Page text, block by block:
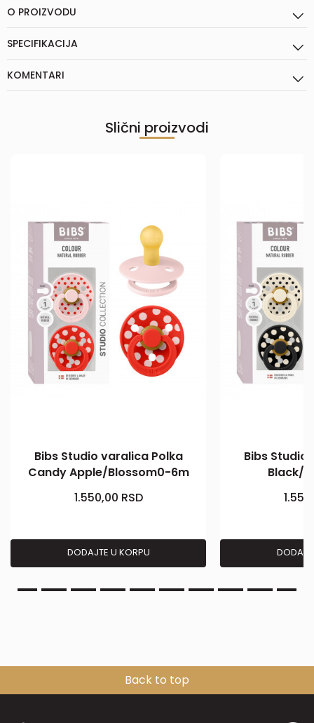
O PROIZVODU
SPECIFIKACIJA
KOMENTARI
Slični proizvodi
Bibs Studio varalica Polka
Candy Apple/Blossom0-6m
1.550,00 RSD
DODAJTE U KORPU
Bibs Studio
Black/
Back to top